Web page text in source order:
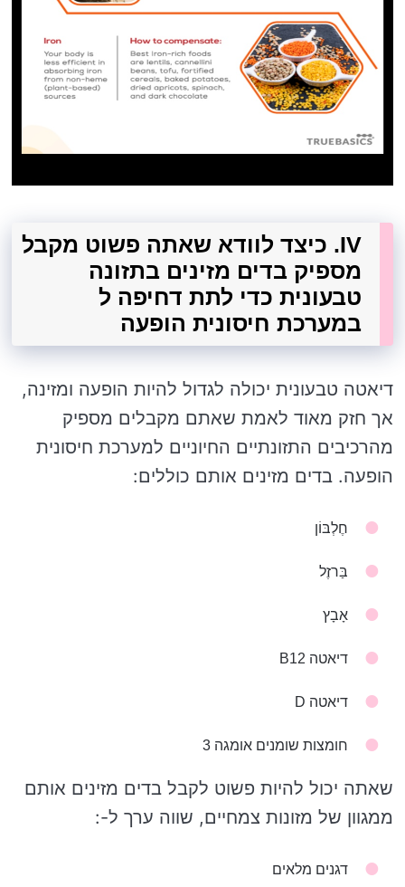
IV. כיצד לוודא שאתה פשוט מקבל
מספיק בדים מזינים בתזונה
טבעונית כדי לתת דחיפה ל
במערכת חיסונית הופעה
דיאטה טבעונית יכולה לגדול להיות הופעה ומזינה,
אך חזק מאוד לאמת שאתם מקבלים מספיק
מהרכיבים התזונתיים החיוניים למערכת חיסונית
הופעה. בדים מזינים אותם כוללים:
חֶלְבּוֹן
בַּרזֶל
אָבָץ
דיאטה B12
דיאטה D
חומצות שומנים אומגה 3
שאתה יכול להיות פשוט לקבל בדים מזינים אותם
ממגוון של מזונות צמחיים, שווה ערך ל-:
דגנים מלאים